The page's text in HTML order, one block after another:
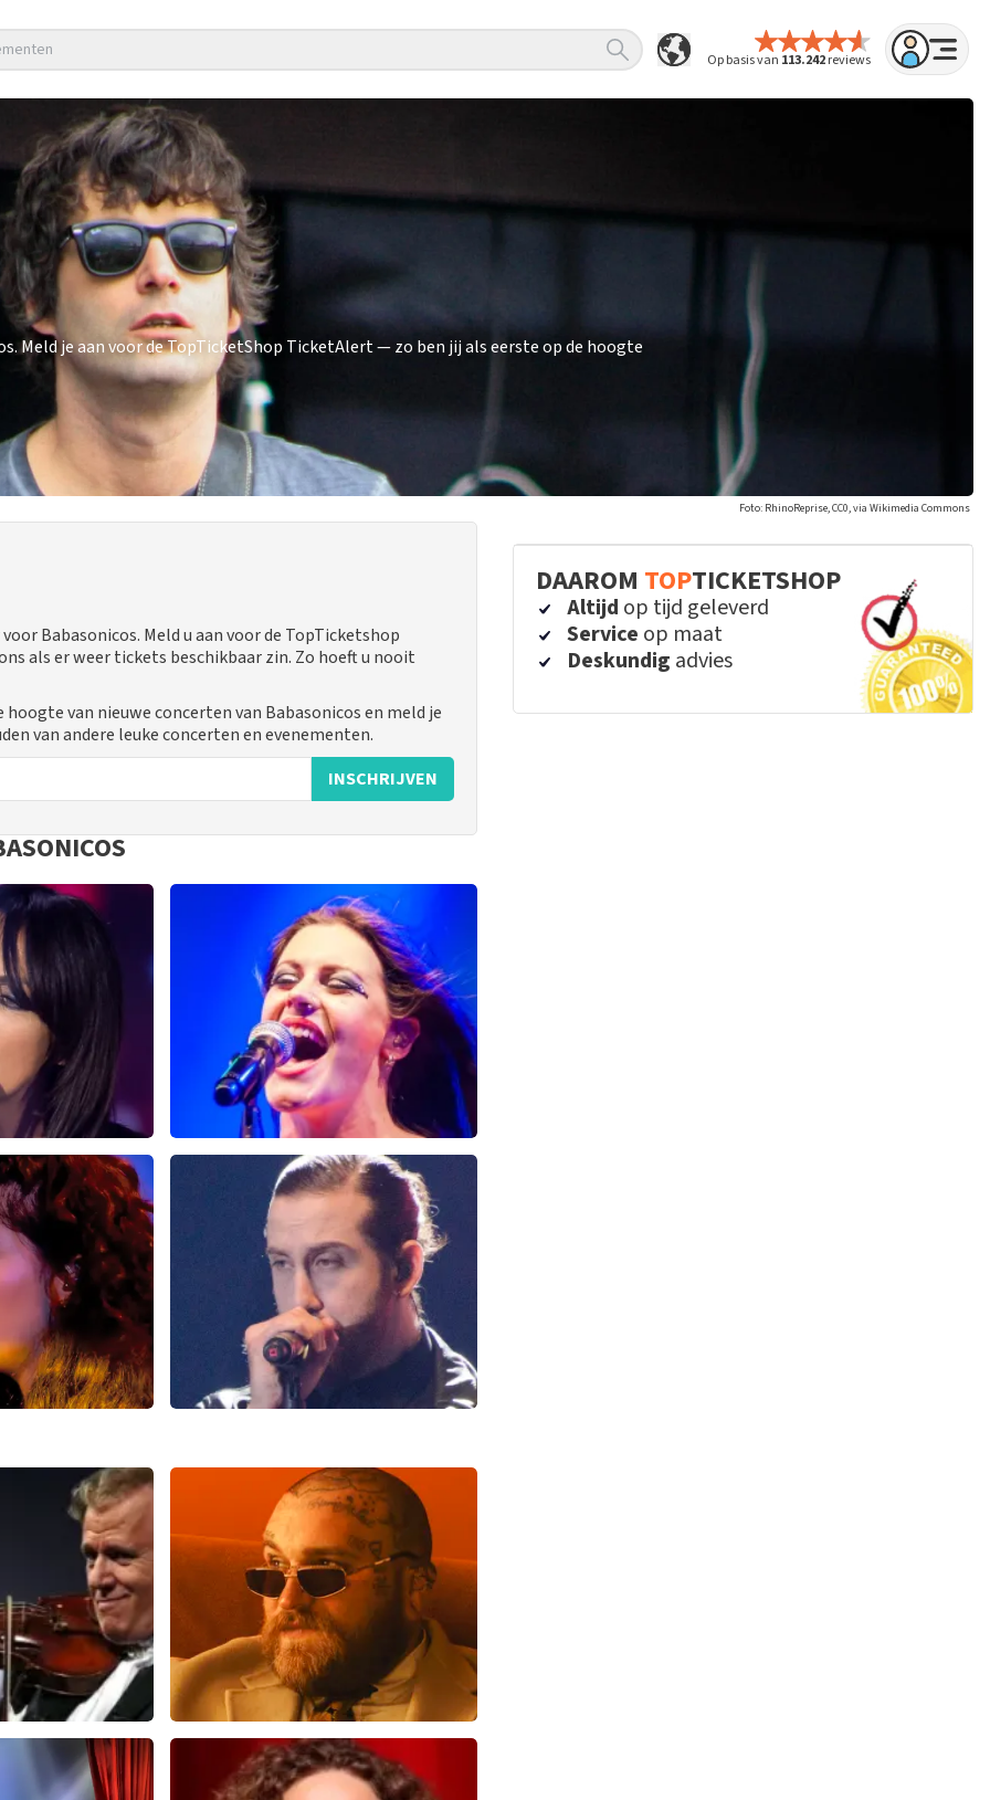
Op basis van 113.242reviews
Meld je aan voor de TopTicketShop TicketAlert — zo ben jij als eerste op de hoogte
Foto: RhinoReprise, CC0, via Wikimedia Commons
Babasonicos. Meld u aan voor de TopTicketshop
als er weer tickets beschikbaar zin. Zo hoeft u nooit
van nieuwe concerten van Babasonicos en meld je
van andere leuke concerten en evenementen.
INSCHRIJVEN
reviews
Floor Jansen
409+ reviews
BEKIJKEN
1reviews
BEKIJKEN
Teddy Swims
633laatste 30 minuten
DAAROM TOPTICKETSHOP
Altijd op tijd geleverd
Service op maat
Deskundig advies